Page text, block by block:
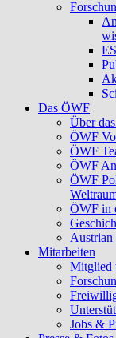
Das ÖWF
Über
ÖWF
ÖWF
ÖWF
ÖWF
ÖWF in
Mitarbeiten
Mitglied
Jobs &